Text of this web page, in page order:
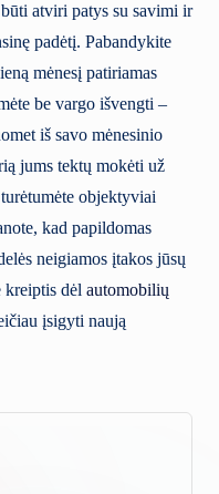
atviri patys su savimi ir
padėtį. Pabandykite
mėnesį patiriamas
be vargo išvengti –
iš savo mėnesinio
jums tektų mokėti už
objektyviai
kad papildomas
neigiamos įtakos jūsų
kreiptis dėl automobilių
įsigyti naują